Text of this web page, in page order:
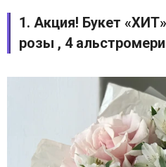
1. Акция! Букет
розы , 4